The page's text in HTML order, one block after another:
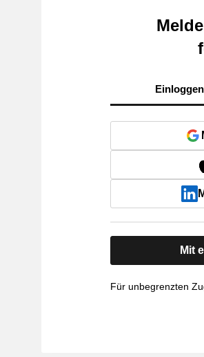
Einloggen
Mit
Für unbegrenzten